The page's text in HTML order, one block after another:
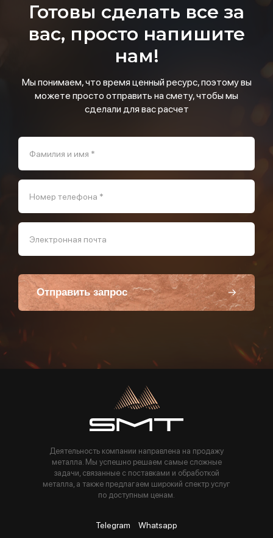
Готовы сделать все за
вас, просто напишите
нам!
Мы понимаем, что время ценный ресурс, поэтому вы
можете просто отправить на смету, чтобы мы
сделали для вас расчет
Фамилия и имя *
Номер телефона *
Электронная почта
Отправить запрос
Пользуясь данной формой вы соглашаетесь с политикой компании
Деятельность компании направлена на продажу
металла. Мы успешно решаем самые сложные
задачи, связанные с поставками и обработкой
металла, а также предлагаем широкий спектр услуг
по доступным ценам.
Telegram Whatsapp